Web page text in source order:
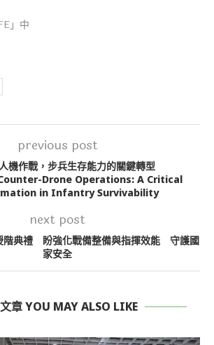
」中
previous post
機作戰，步兵生存能力的關鍵轉型
Drone Operations: A Critical
in Infantry Survivability
next post
階典禮 盼強化戰備整備與指揮效能 守護國
家安全
章 YOU MAY ALSO LIKE